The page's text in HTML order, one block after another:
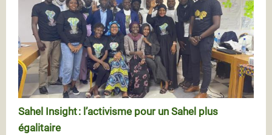
Sahel Insight : l’activisme pour un Sahel plus
égalitaire